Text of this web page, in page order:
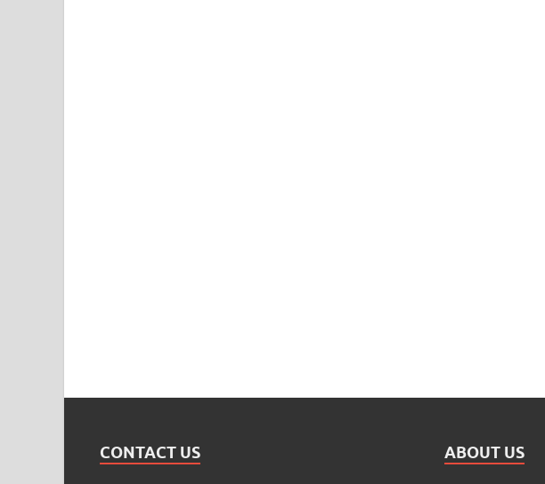
CONTACT US ABOUT US